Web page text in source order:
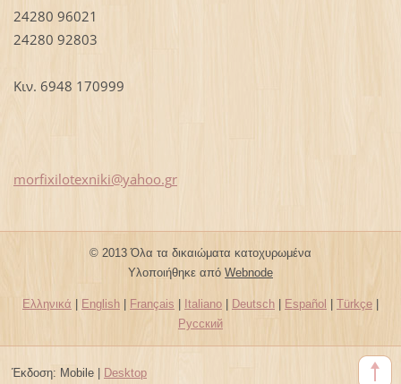
24280 96021
24280 92803
Κιν. 6948 170999
morfixilotexniki@yahoo.gr
© 2013 Όλα τα δικαιώματα κατοχυρωμένα
Υλοποιήθηκε από Webnode
Ελληνικά | English | Français | Italiano | Deutsch | Español | Türkçe |
Русский
Έκδοση: Mobile| Desktop